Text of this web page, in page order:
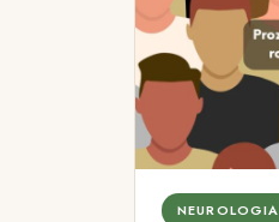
NEUROLOGIA